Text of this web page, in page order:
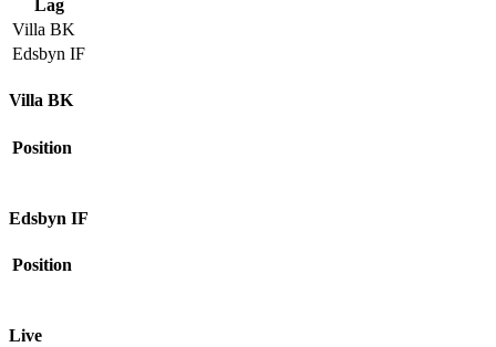
Lag
Villa BK
Edsbyn IF
Villa BK
Position
Edsbyn IF
Position
Live